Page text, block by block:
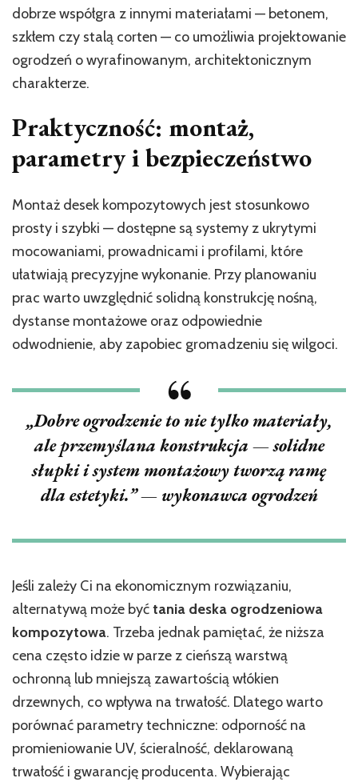
dobrze współgra z innymi materiałami — betonem,
szkłem czy stalą corten — co umożliwia projektowanie
ogrodzeń o wyrafinowanym, architektonicznym
charakterze.
Praktyczność: montaż,
parametry i bezpieczeństwo
Montaż desek kompozytowych jest stosunkowo
prosty i szybki — dostępne są systemy z ukrytymi
mocowaniami, prowadnicami i profilami, które
ułatwiają precyzyjne wykonanie. Przy planowaniu
prac warto uwzględnić solidną konstrukcję nośną,
dystanse montażowe oraz odpowiednie
odwodnienie, aby zapobiec gromadzeniu się wilgoci.
„Dobre ogrodzenie to nie tylko materiały,
ale przemyślana konstrukcja — solidne
słupki i system montażowy tworzą ramę
dla estetyki.” — wykonawca ogrodzeń
Jeśli zależy Ci na ekonomicznym rozwiązaniu,
alternatywą może byćtania deska ogrodzeniowa
kompozytowa. Trzeba jednak pamiętać, że niższa
cena często idzie w parze z cieńszą warstwą
ochronną lub mniejszą zawartością włókien
drzewnych, co wpływa na trwałość. Dlatego warto
porównać parametry techniczne: odporność na
promieniowanie UV, ścieralność, deklarowaną
trwałość i gwarancję producenta. Wybierając